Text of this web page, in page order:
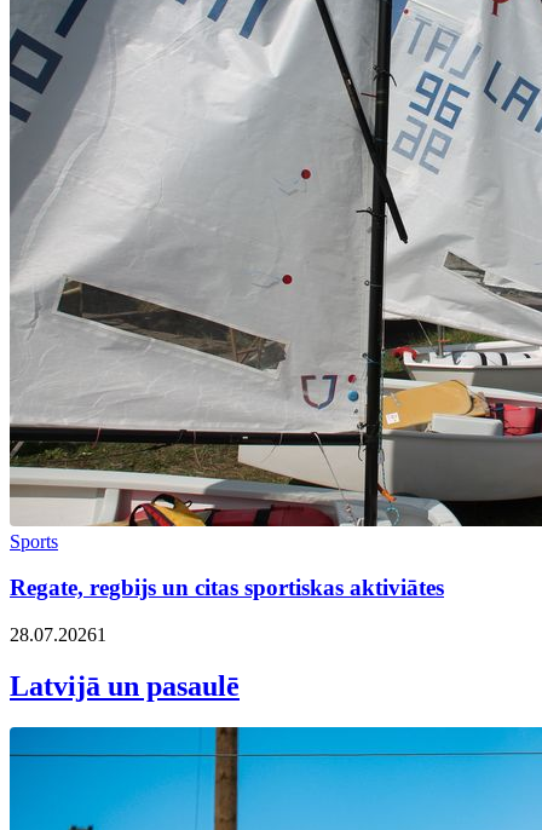
Sports
Regate, regbijs un citas sportiskas aktiviātes
28.07.20261
Latvijā un pasaulē